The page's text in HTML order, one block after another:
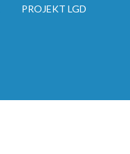
PROJEKT LGD